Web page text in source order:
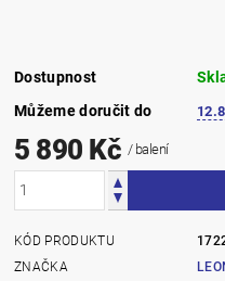
Dostupnost
Můžeme doručit do
5 890 Kč / balení
KÓD PRODUKTU
ZNAČKA